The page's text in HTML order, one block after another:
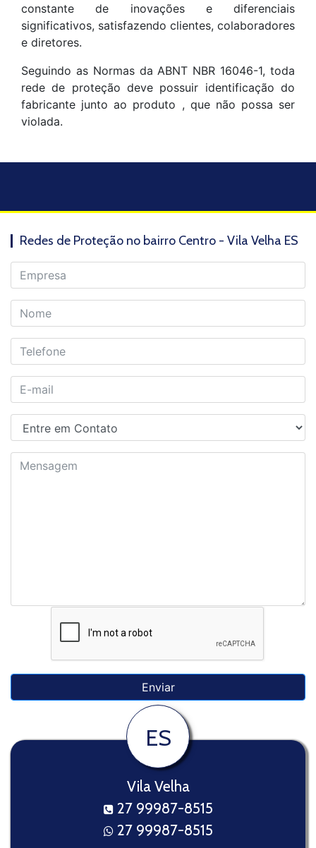
constante de inovações e diferenciais
significativos, satisfazendo clientes, colaboradores
e diretores.
Seguindo as Normas da ABNT NBR 16046-1, toda
rede de proteção deve possuir identificação do
fabricante junto ao produto , que não possa ser
violada.
Redes de Proteção no bairro Centro - Vila Velha ES
ES
Vila Velha
27 99987-8515
27 99987-8515